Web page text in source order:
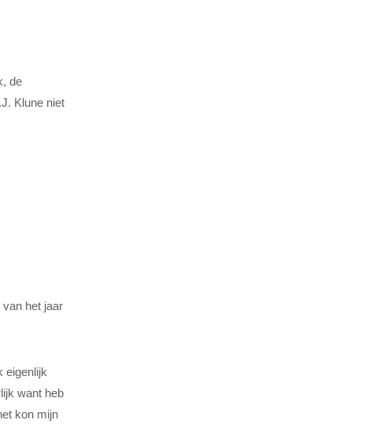
de
Klune niet
van het jaar
eigenlijk
want heb
kon mijn